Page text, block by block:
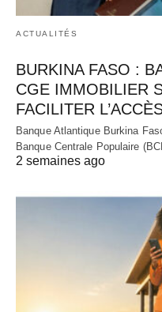
ACTUALITÉS
BURKINA FASO :
CGE IMMOBILIER
FACILITER
Banque Atlantique Burkina
Banque Centrale Populaire
2 semaines ago